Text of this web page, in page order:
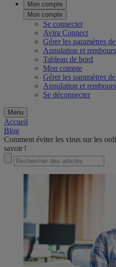
Mon compte
Mon compte
Se connecter
Avira Connect
Gérer les paramètres
Annulation et
Tableau de bord
Mon compte
Gérer les paramètres
Annulation et
Se déconnecter
Menu
Accueil
Blog
Comment ​éviter​​​ les virus sur les
savoir !